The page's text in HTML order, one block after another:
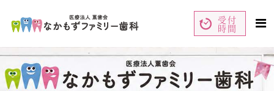
ペ
ー
先
頭
で
受付
時間
コ
ン
ツ
エ
リ